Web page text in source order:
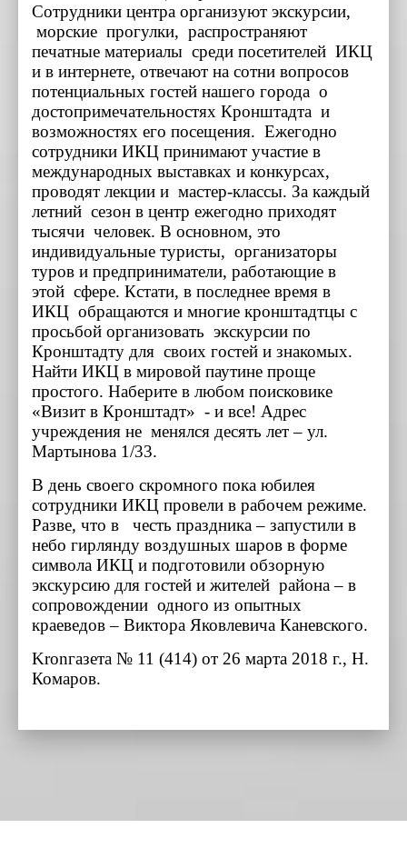
Сотрудники центра организуют экскурсии,
морские прогулки, распространяют
печатные материалы среди посетителей ИКЦ
и в интернете, отвечают на сотни вопросов
потенциальных гостей нашего города о
достопримечательностях Кронштадта и
возможностях его посещения. Ежегодно
сотрудники ИКЦ принимают участие в
международных выставках и конкурсах,
проводят лекции и мастер-классы. За каждый
летний сезон в центр ежегодно приходят
тысячи человек. В основном, это
индивидуальные туристы, организаторы
туров и предприниматели, работающие в
этой сфере. Кстати, в последнее время в
ИКЦ обращаются и многие кронштадтцы с
просьбой организовать экскурсии по
Кронштадту для своих гостей и знакомых.
Найти ИКЦ в мировой паутине проще
простого. Наберите в любом поисковике
«Визит в Кронштадт» - и все! Адрес
учреждения не менялся десять лет – ул.
Мартынова 1/33.
В день своего скромного пока юбилея
сотрудники ИКЦ провели в рабочем режиме.
Разве, что в честь праздника – запустили в
небо гирлянду воздушных шаров в форме
символа ИКЦ и подготовили обзорную
экскурсию для гостей и жителей района – в
сопровождении одного из опытных
краеведов – Виктора Яковлевича Каневского.
Kronгазета № 11 (414) от 26 марта 2018 г., Н.
Комаров.